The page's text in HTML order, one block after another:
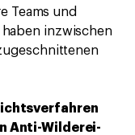
Teams und
inzwischen
Anti-Wilderei-